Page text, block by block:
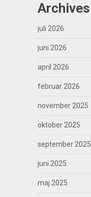
Archives
juli 2026
juni 2026
april 2026
februar 2026
november 2025
oktober 2025
september 2025
juni 2025
maj 2025